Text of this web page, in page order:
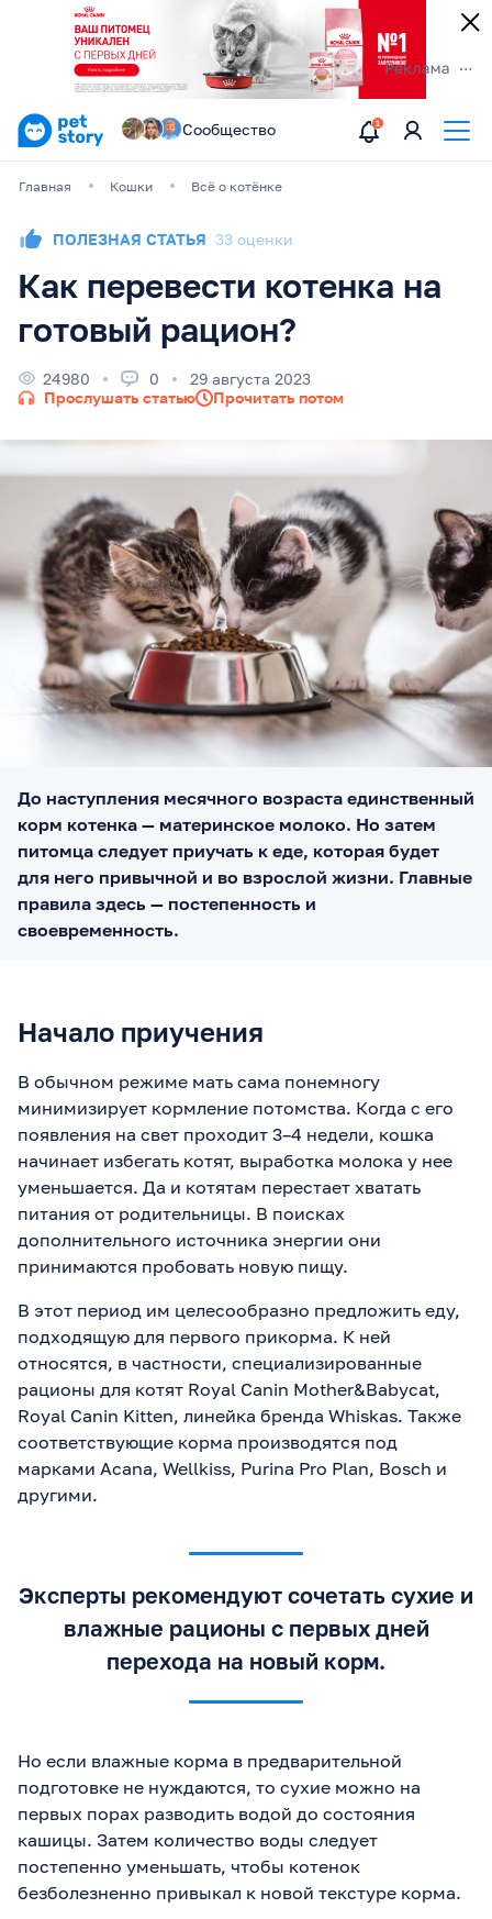
Сообщество
Главная Кошки Всё о котёнке
ПОЛЕЗНАЯ СТАТЬЯ 33 оценки
Как перевести котенка на
готовый рацион?
24980 0
29 августа 2023
Прослушать статью
Прочитать потом
До наступления месячного возраста единственный
корм котенка — материнское молоко. Но затем
питомца следует приучать к еде, которая будет
для него привычной и во взрослой жизни. Главные
правила здесь — постепенность и
своевременность.
Начало приучения
В обычном режиме мать сама понемногу
минимизирует кормление потомства. Когда с его
появления на свет проходит 3–4 недели, кошка
начинает избегать котят, выработка молока у нее
уменьшается. Да и котятам перестает хватать
питания от родительницы. В поисках
дополнительного источника энергии они
принимаются пробовать новую пищу.
В этот период им целесообразно предложить еду,
подходящую для первого прикорма. К ней
относятся, в частности, специализированные
рационы для котят Royal Canin Mother&Babycat,
Royal Canin Kitten, линейка бренда Whiskas. Также
соответствующие корма производятся под
марками Acana, Wellkiss, Purina Pro Plan, Bosch и
другими.
Эксперты рекомендуют сочетать сухие и
влажные рационы с первых дней
перехода на новый корм.
Но если влажные корма в предварительной
подготовке не нуждаются, то сухие можно на
первых порах разводить водой до состояния
кашицы. Затем количество воды следует
постепенно уменьшать, чтобы котенок
безболезненно привыкал к новой текстуре корма.